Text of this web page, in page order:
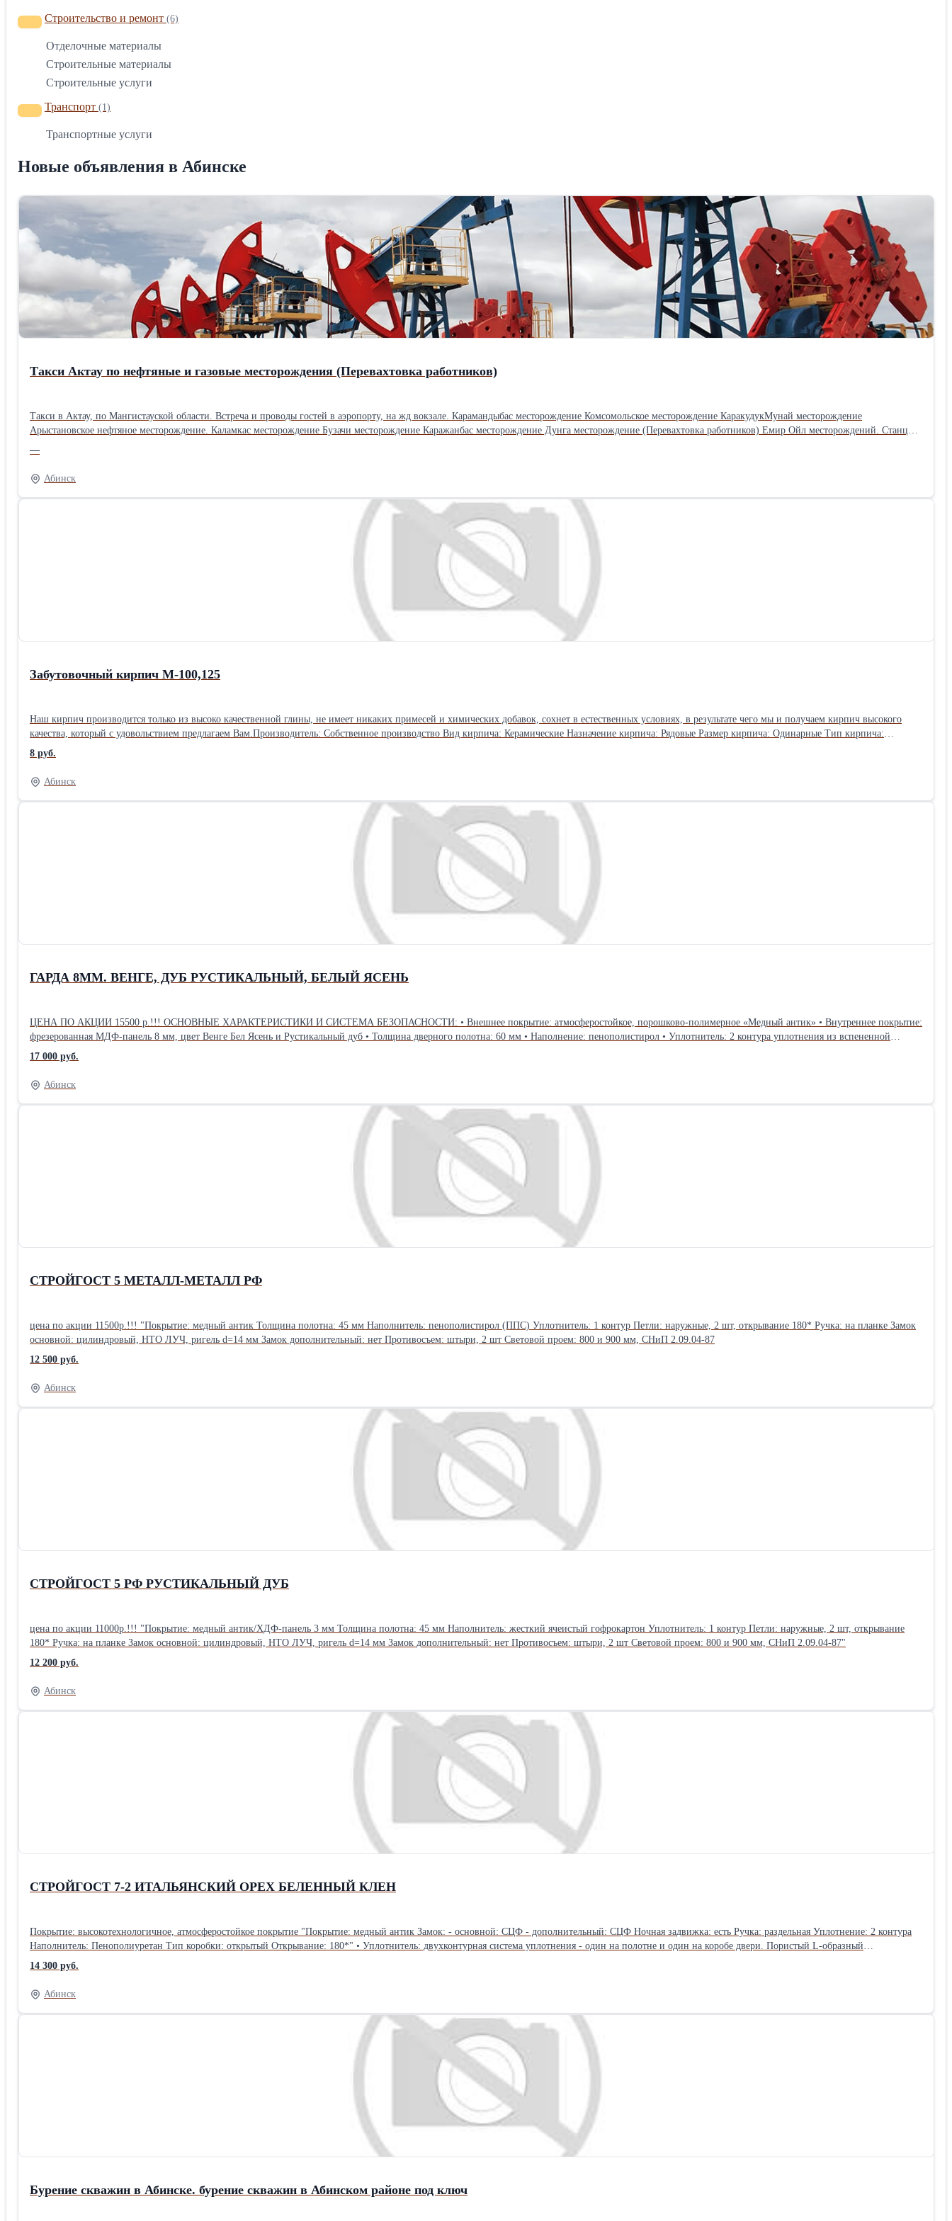
Строительство и ремонт (6)
Отделочные материалы
Строительные материалы
Строительные услуги
Транспорт (1)
Транспортные услуги
Новые объявления в Абинске
Такси Актау по нефтяные и газовые месторождения (Перевахтовка работников)
Tакси в Актау, по Мангистауской области. Встреча и проводы гостей в аэропорту, на жд вокзале. Карамандыбас месторождение Комсомольское месторождение КаракудукМунай месторождение
Арыстановское нефтяное месторождение. Каламкас месторождение Бузачи месторождение Каражанбас месторождение Дунга месторождение (Перевахтовка работников) Емир Ойл месторождений. Станция
ТриофЛайф - Город Аэропорт - Кендирли - Аэропорт Актау - Курык поселок (Ералиев) Актау - СайУтес село Актау - Сенек село Актау - Умирзак село Актау - База KCOI Актау - База ТенизСервис Актау -
База NCOC Актау - База Ерсай Тахи в Aktau Riviera Курорт Кендерли (село) Отдых и услуги - Omir Glamping Travel, Traveling, Journey, Tour, Trip, Voyage Такси в Tetysblu Aktau/ парк аттракционов
Курьерская доставка по Актау, области Доставка груза по Актау, области Доставка командирская почта По база отдыха Риксос, ТриофЛайф Курьерская доставка документов Трансфер аэропорта Актау в Rixos
Water World Aktau Тахи по святым местам Бекет ата, Шопан ата, Караман ата, Адай Ата (Отпан Тау) Услуги такси в Актау с фискальный чеком (квитанцией) по Мангистауской области индивидуальные
Тасбулат - Город Город - Озенмунайгаз - Город Город - Карамандыбас - Город Курьерские услуга доставки документов и грузов. С фискальный чек приходник счет-фактура. +77054180111 +77756905000
—
Абинск
Забутовочный кирпич M-100,125
Наш кирпич производится только из высоко качественной глины, не имеет никаких примесей и химических добавок, сохнет в естественных условиях, в результате чего мы и получаем кирпич высокого
качества, который с удовольствием предлагаем Вам.Производитель: Собственное производство Вид кирпича: Керамические Назначение кирпича: Рядовые Размер кирпича: Одинарные Тип кирпича:
Полнотелые Марка кирпича: М-125
8 руб.
Абинск
ГАРДА 8ММ. ВЕНГЕ, ДУБ РУСТИКАЛЬНЫЙ, БЕЛЫЙ ЯСЕНЬ
ЦЕНА ПО АКЦИИ 15500 р.!!! ОСНОВНЫЕ ХАРАКТЕРИСТИКИ И СИСТЕМА БЕЗОПАСНОСТИ: • Внешнее покрытие: атмосферостойкое, порошково-полимерное «Медный антик» • Внутреннее покрытие:
фрезерованная МДФ-панель 8 мм, цвет Венге Бел Ясень и Рустикальный дуб • Толщина дверного полотна: 60 мм • Наполнение: пенополистирол • Уплотнитель: 2 контура уплотнения из вспененной
резины • Ручка: раздельная, цвет - хром • Глазок: расширенного обзора, цвет - хром • Петли: 2 шт, внешние, открывание 180° • Основной замок: цилиндровый BORDER, 3-я серия • Дополнительный замок:
17 000 руб.
Абинск
СТРОЙГОСТ 5 МЕТАЛЛ-МЕТАЛЛ РФ
цена по акции 11500р.!!! "Покрытие: медный антик Толщина полотна: 45 мм Наполнитель: пенополистирол (ППС) Уплотнитель: 1 контур Петли: наружные, 2 шт, открывание 180* Ручка: на планке Замок
основной: цилиндровый, НТО ЛУЧ, ригель d=14 мм Замок дополнительный: нет Противосъем: штыри, 2 шт Световой проем: 800 и 900 мм, СНиП 2.09.04-87
12 500 руб.
Абинск
СТРОЙГОСТ 5 РФ РУСТИКАЛЬНЫЙ ДУБ
цена по акции 11000р.!!! "Покрытие: медный антик/ХДФ-панель 3 мм Толщина полотна: 45 мм Наполнитель: жесткий ячеистый гофрокартон Уплотнитель: 1 контур Петли: наружные, 2 шт, открывание
180* Ручка: на планке Замок основной: цилиндровый, НТО ЛУЧ, ригель d=14 мм Замок дополнительный: нет Противосъем: штыри, 2 шт Световой проем: 800 и 900 мм, СНиП 2.09.04-87"
12 200 руб.
Абинск
СТРОЙГОСТ 7-2 ИТАЛЬЯНСКИЙ ОРЕХ БЕЛЕННЫЙ КЛЕН
Покрытие: высокотехнологичное, атмосферостойкое покрытие "Покрытие: медный антик Замок: - основной: СЦФ - дополнительный: СЦФ Ночная задвижка: есть Ручка: раздельная Уплотнение: 2 контура
Наполнитель: Пенополиуретан Тип коробки: открытый Открывание: 180*" • Уплотнитель: двухконтурная система уплотнения - один на полотне и один на коробе двери. Пористый L-образный
уплотнитель, устойчивый к перепаду температур – не трескается. Наличие воздушной прослойки в уплотнителе обеспечивает максимальную смыкаемость полотна с коробом двери, что увеличивает степень
шумоизоляции и пылеизоляции, а также дополнительную теплоизоляцию • Размеры: 2050x860 мм и 2050x960 мм • Открывание: левое и правое Дверь подходит для установки как на улицу, так и внутри
помещений
14 300 руб.
Абинск
Бурение скважин в Абинске. бурение скважин в Абинском районе под ключ